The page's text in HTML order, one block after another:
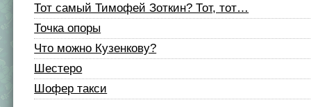
Тот самый Тимофей Зоткин? Тот, тот…
Точка опоры
Что можно Кузенкову?
Шестеро
Шофер такси